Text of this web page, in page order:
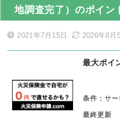
地調査完了）のポイン
2021年7月15日 2026年8月
最大ポイ
条件： サ
最終更新